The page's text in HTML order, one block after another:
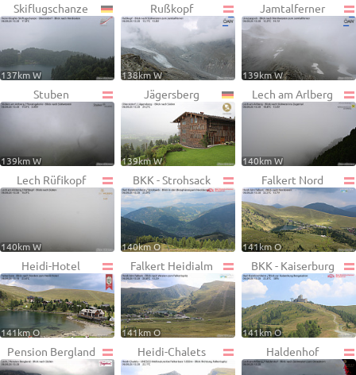
Skiflugschanze
137km W
Rußkopf
138km W
Jamtalferner
139km W
Stuben
139km W
Jägersberg
139km W
Lech am Arlberg
140km W
Lech Rüfikopf
140km W
BKK - Strohsack
140km O
Falkert Nord
141km O
Heidi-Hotel
141km O
Falkert Heidialm
141km O
BKK - Kaiserburg
141km O
Pension Bergland Heidi-Chalets Haldenhof